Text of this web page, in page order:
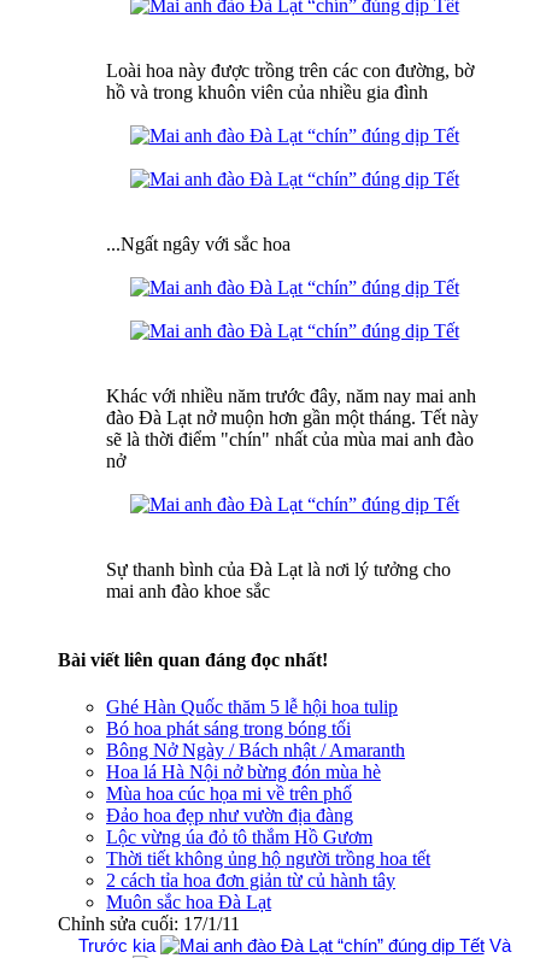
Loài hoa này được trồng trên các con đường, bờ
hồ và trong khuôn viên của nhiều gia đình
...Ngất ngây với sắc hoa
Khác với nhiều năm trước đây, năm nay mai anh
đào Đà Lạt nở muộn hơn gần một tháng. Tết này
sẽ là thời điểm "chín" nhất của mùa mai anh đào
nở
Sự thanh bình của Đà Lạt là nơi lý tưởng cho
mai anh đào khoe sắc
Bài viết liên quan đáng đọc nhất!
Ghé Hàn Quốc thăm 5 lễ hội hoa tulip
Bó hoa phát sáng trong bóng tối
Bông Nở Ngày / Bách nhật / Amaranth
Hoa lá Hà Nội nở bừng đón mùa hè
Mùa hoa cúc họa mi về trên phố
Đảo hoa đẹp như vườn địa đàng
Lộc vừng úa đỏ tô thắm Hồ Gươm
Thời tiết không ủng hộ người trồng hoa tết
2 cách tỉa hoa đơn giản từ củ hành tây
Muôn sắc hoa Đà Lạt
Chỉnh sửa cuối: 17/1/11
Trước kia
Và